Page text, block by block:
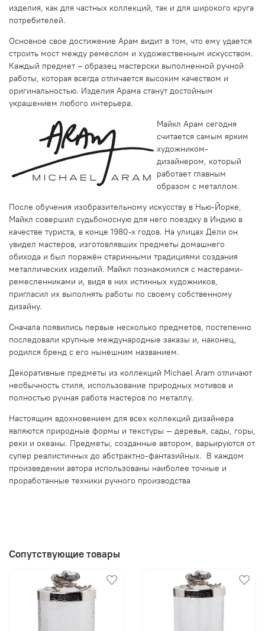
изделия, как для частных коллекций, так и для широкого круга
потребителей.
Основное свое достижение Арам видит в том, что ему удается
строить мост между ремеслом и художественным искусством.
Каждый предмет – образец мастерски выполненной ручной
работы, которая всегда отличается высоким качеством и
оригинальностью. Изделия Арама станут достойным
украшением любого интерьера.
Майкл Арам сегодня
считается самым ярким
художником-
дизайнером, который
работает главным
образом с металлом.
После обучения изобразительному искусству в Нью-Йорке,
Майкл совершил судьбоносную для него поездку в Индию в
качестве туриста, в конце 1980-х годов. На улицах Дели он
увидел мастеров, изготовлявших предметы домашнего
обихода и был поражён старинными традициями создания
металлических изделий. Майкл познакомился с мастерами-
ремесленниками и, видя в них истинных художников,
пригласил их выполнять работы по своему собственному
дизайну.
Сначала появились первые несколько предметов, постепенно
последовали крупные международные заказы и, наконец,
родился бренд с его нынешним названием.
Декоративные предметы из коллекций Michael Aram отличают
необычность стиля, использование природных мотивов и
полностью ручная работа мастеров по металлу.
Настоящим вдохновением для всех коллекций дизайнера
являются природные формы и текстуры — деревья, сады, горы,
реки и океаны. Предметы, созданные автором, варьируются от
супер реалистичных до абстрактно-фантазийных. В каждом
произведении автора использованы наиболее точные и
проработанные техники ручного производства
Сопутствующие товары